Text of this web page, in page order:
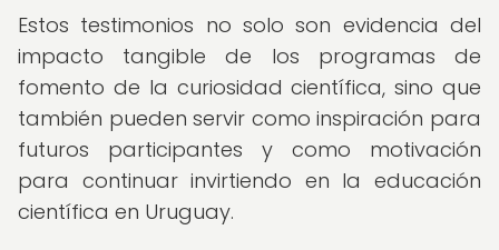
Estos testimonios no solo son evidencia del
impacto tangible de los programas de
fomento de la curiosidad científica, sino que
también pueden servir como inspiración para
futuros participantes y como motivación
para continuar invirtiendo en la educación
científica en Uruguay.